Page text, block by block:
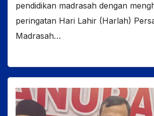
pendidikan madrasah dengan
peringatan Hari Lahir (Harlah)
Madrasah…